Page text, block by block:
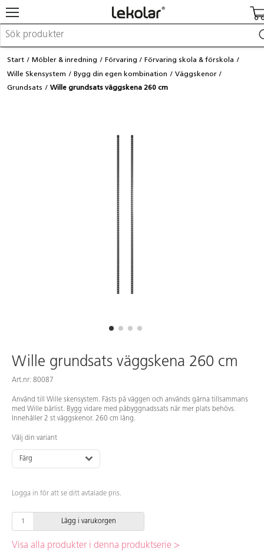
Möbler & inredning
Lekplatsutrustning & utemiljö
Leka
Start Möbler & inredning Förvaring
Förvaring skola & förskola
Wille Skensystem
Bygg din egen kombination
Väggskenor
Grundsats
Wille grundsats väggskena 260 cm
Wille grundsats väggskena 260 cm
Art.nr: 80087
Använd till Wille skensystem. Fästs på väggen och används gärna tillsammans
med Wille bärlist. Bygg vidare med påbyggnadssats när mer plats behövs.
Innehåller 2 st väggskenor. 260 cm lång.
Välj din variant
Färg
Logga in för att se ditt avtalade pris.
Lägg i varukorgen
Visa alla produkter i denna produktserie >